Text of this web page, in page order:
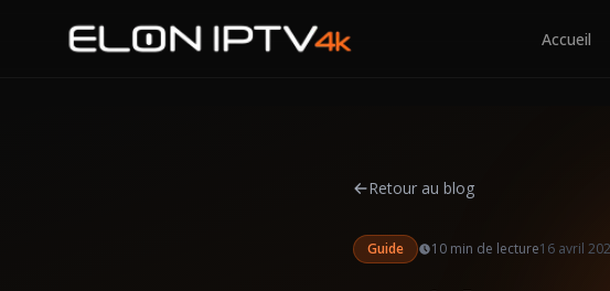
Accueil
Retour au blog
Guide 10 min de lecture16 avril